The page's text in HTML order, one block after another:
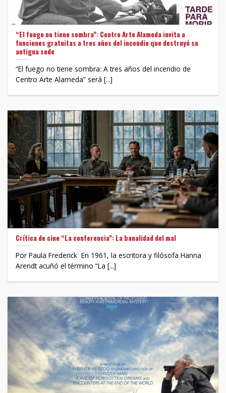
“El fuego no tiene sombra”: Centro Arte Alameda invita a
funciones gratuitas a tres años del incendio que destruyó su
antigua sede
“El fuego no tiene sombra: A tres años del incendio de
Centro Arte Alameda” será [...]
Crítica de cine “La conferencia”: La banalidad del mal
Por Paula Frederick En 1961, la escritora y filósofa Hanna
Arendt acuñó el término “La [...]